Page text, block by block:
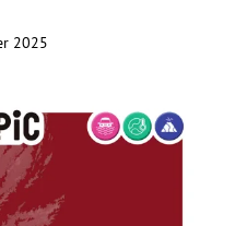
2025